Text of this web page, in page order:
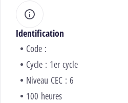
Identification
Code :
Cycle : 1er cycle
Niveau CEC : 6
100 heures